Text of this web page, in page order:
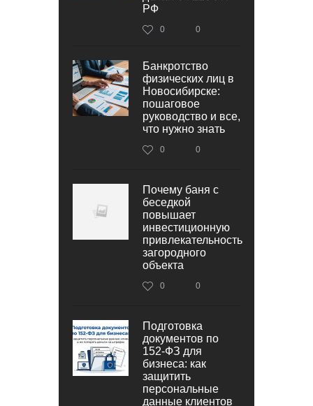
РФ
0 0
Банкротство
физических лиц в
Новосибирске:
пошаговое
руководство и все,
что нужно знать
0 0
Почему баня с
беседкой
повышает
инвестиционную
привлекательность
загородного
объекта
0 0
Подготовка
документов по
152‑ФЗ для
бизнеса: как
защитить
персональные
данные клиентов